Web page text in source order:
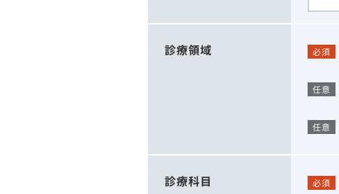
診療領域 必須
任意
任意
診療科目 必須